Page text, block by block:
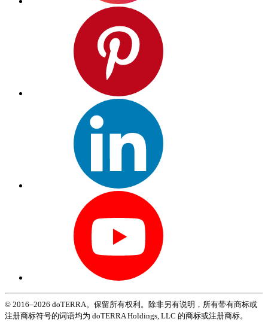
© 2016–2026 doTERRA。保留所有权利。除非另有说明，所有带有商标或
注册商标符号的词语均为 doTERRA Holdings, LLC 的商标或注册商标。